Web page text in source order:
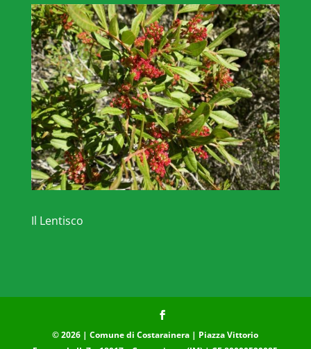
Il Lentisco
© 2026 | Comune di Costarainera | Piazza Vittorio